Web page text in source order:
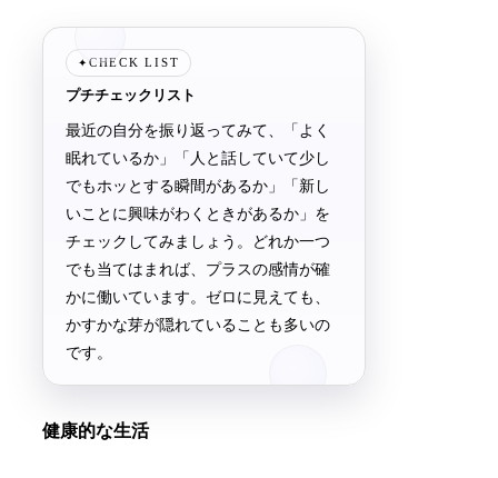
✦CHECK LIST
プチチェックリスト
最近の自分を振り返ってみて、「よく
眠れているか」「人と話していて少し
でもホッとする瞬間があるか」「新し
いことに興味がわくときがあるか」を
チェックしてみましょう。どれか一つ
でも当てはまれば、プラスの感情が確
かに働いています。ゼロに見えても、
かすかな芽が隠れていることも多いの
です。
健康的な生活